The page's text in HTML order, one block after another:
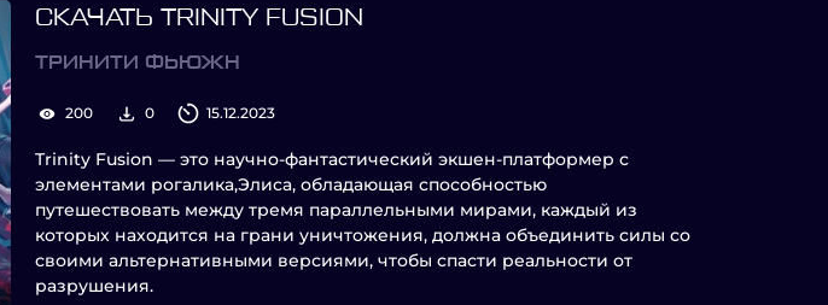
СКАЧАТЬ TRINITY FUSION
ТРИНИТИ ФЬЮЖН
200 0 15.12.2023
Trinity Fusion — это научно-фантастический экшен-платформер с
элементами рогалика,Элиса, обладающая способностью
путешествовать между тремя параллельными мирами, каждый из
которых находится на грани уничтожения, должна объединить силы со
своими альтернативными версиями, чтобы спасти реальности от
разрушения.